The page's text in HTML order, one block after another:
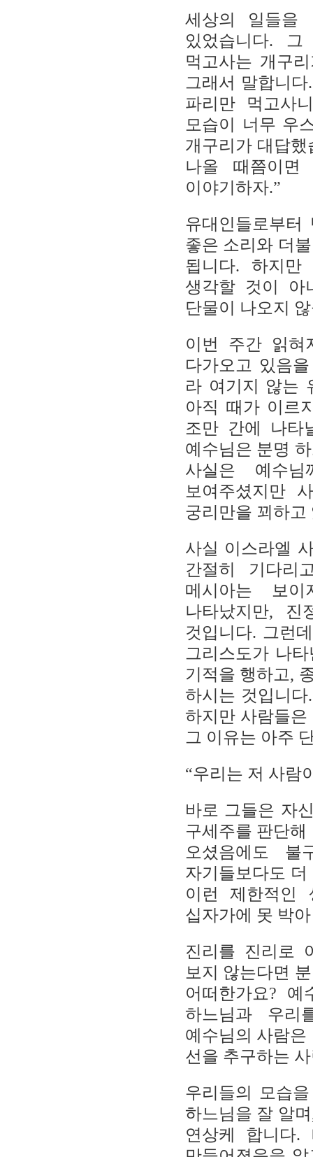
세상의 일들
있었습니다. 그
먹고사는 개구
그래서 말합니다
파리만 먹고사니
모습이 너무 우
개구리가 대답했
나올 때쯤이
이야기하자.”
유대인들로부
좋은 소리와 더
됩니다. 하지만
생각할 것이 아
단물이 나오지
이번 주간 읽혀
다가오고 있음
라 여기지 않는
아직 때가 이르
조만 간에 나타
예수님은 분명
사실은 예수
보여주셨지만
궁리만을 꾀하고
사실 이스라엘
간절히 기다리
메시아는 보이
나타났지만, 진
것입니다. 그런
그리스도가 나
기적을 행하고,
하시는 것입니다
하지만 사람들
그 이유는 아주
“우리는 저 사람
바로 그들은 자
구세주를 판단해
오셨음에도 불
자기들보다도
이런 제한적인
십자가에 못 박
진리를 진리로
보지 않는다면
어떠한가요? 예
하느님과 우리
예수님의 사람
선을 추구하는
우리들의 모습
하느님을 잘 알며
연상케 합니다.